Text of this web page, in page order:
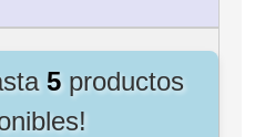
5productos